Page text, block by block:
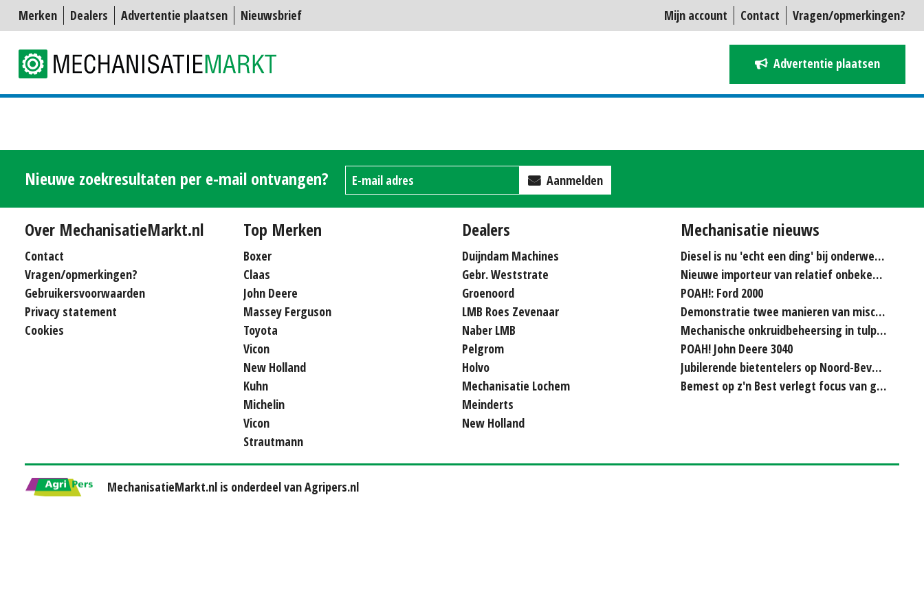
Mijn account Contact Vragen/opmerkingen?
Merken Dealers Advertentie plaatsen Nieuwsbrief
Advertentie plaatsen
Nieuwe zoekresultaten per e-mail ontvangen? Aanmelden
Over MechanisatieMarkt.nl
Contact
Vragen/opmerkingen?
Gebruikersvoorwaarden
Privacy statement
Cookies
Top Merken
Boxer
Claas
John Deere
Massey Ferguson
Toyota
Vicon
New Holland
Kuhn
Michelin
Vicon
Strautmann
Dealers
Duijndam Machines
Gebr. Weststrate
Groenoord
LMB Roes Zevenaar
Naber LMB
Pelgrom
Holvo
Mechanisatie Lochem
Meinderts
New Holland
Mechanisatie nieuws
Diesel is nu 'echt een ding' bij onderwerken
Nieuwe importeur van relatief onbekende merken...
POAH!: Ford 2000
Demonstratie twee manieren van miscanthus hakselen
Mechanische onkruidbeheersing in tulpenteelt steeds...
POAH! John Deere 3040
Jubilerende bietentelers op Noord-Beveland rijden elkaar...
Bemest op z'n Best verlegt focus van grasland naar bouwland
MechanisatieMarkt.nl is onderdeel van Agripers.nl